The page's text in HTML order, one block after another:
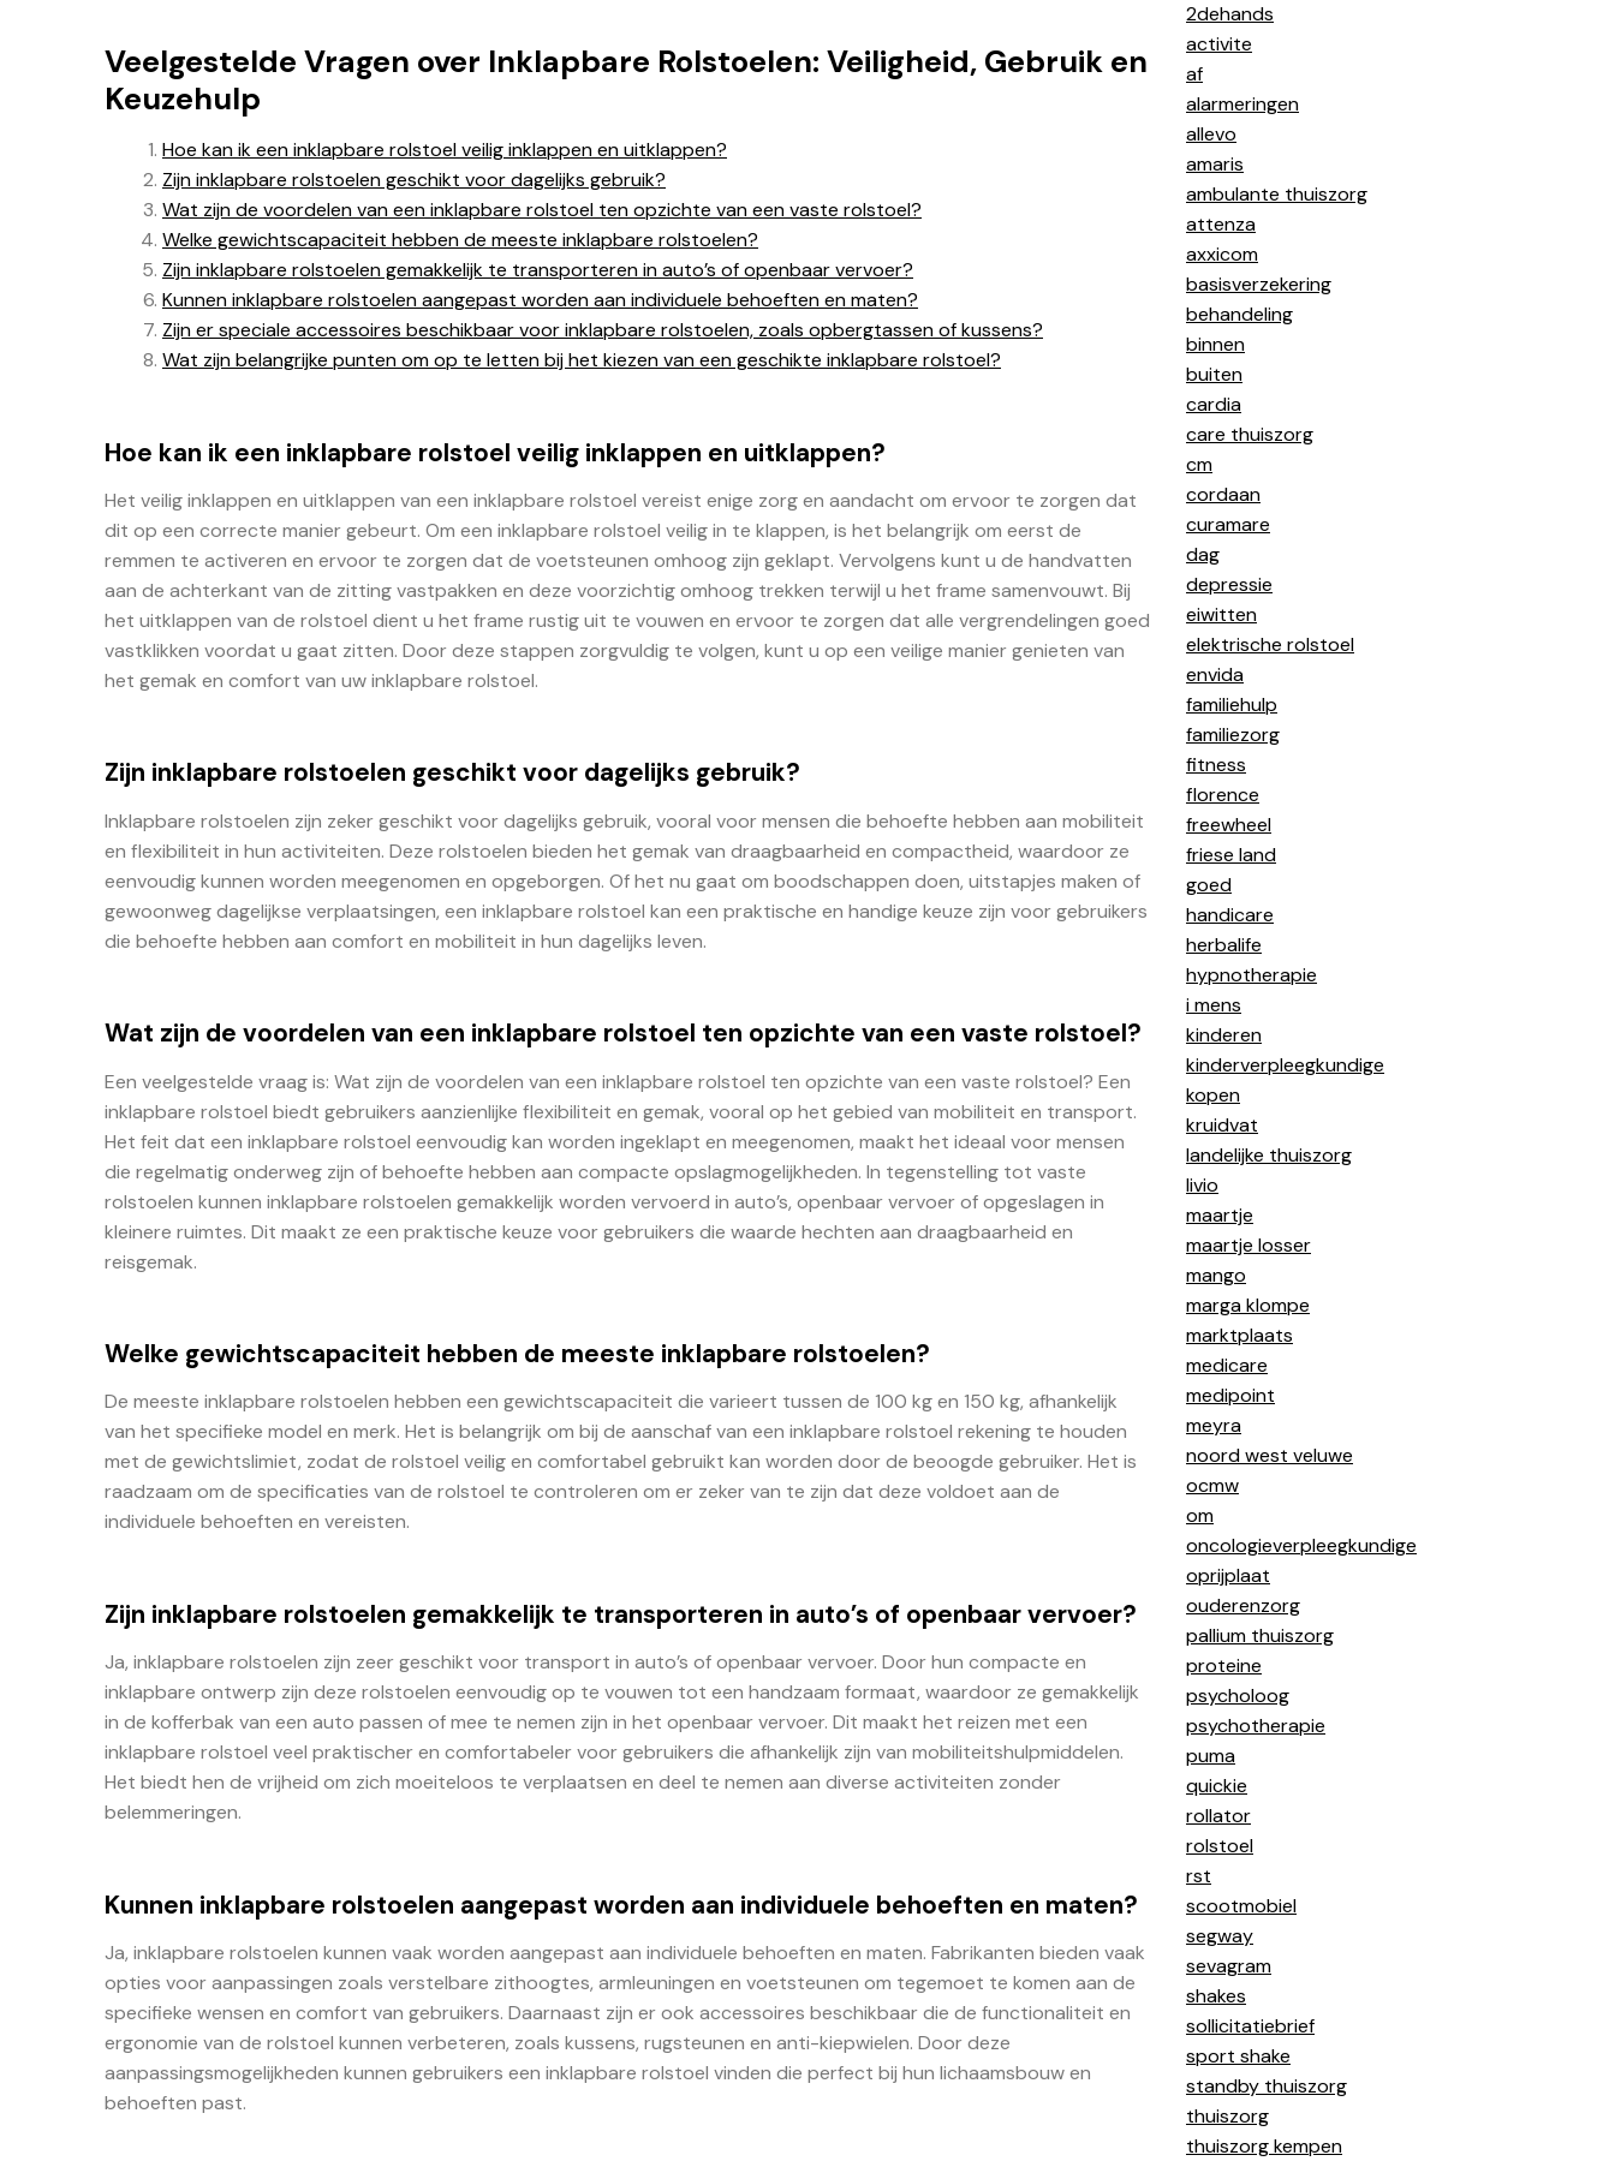
Veelgestelde Vragen over Inklapbare Rolstoelen: Veiligheid, Gebruik en
Keuzehulp
Hoe kan ik een inklapbare rolstoel veilig inklappen en uitklappen?
Zijn inklapbare rolstoelen geschikt voor dagelijks gebruik?
Wat zijn de voordelen van een inklapbare rolstoel ten opzichte van een vaste rolstoel?
Welke gewichtscapaciteit hebben de meeste inklapbare rolstoelen?
Zijn inklapbare rolstoelen gemakkelijk te transporteren in auto’s of openbaar vervoer?
Kunnen inklapbare rolstoelen aangepast worden aan individuele behoeften en maten?
Zijn er speciale accessoires beschikbaar voor inklapbare rolstoelen, zoals opbergtassen of kussens?
Wat zijn belangrijke punten om op te letten bij het kiezen van een geschikte inklapbare rolstoel?
Hoe kan ik een inklapbare rolstoel veilig inklappen en uitklappen?
Het veilig inklappen en uitklappen van een inklapbare rolstoel vereist enige zorg en aandacht om ervoor te zorgen dat
dit op een correcte manier gebeurt. Om een inklapbare rolstoel veilig in te klappen, is het belangrijk om eerst de
remmen te activeren en ervoor te zorgen dat de voetsteunen omhoog zijn geklapt. Vervolgens kunt u de handvatten
aan de achterkant van de zitting vastpakken en deze voorzichtig omhoog trekken terwijl u het frame samenvouwt. Bij
het uitklappen van de rolstoel dient u het frame rustig uit te vouwen en ervoor te zorgen dat alle vergrendelingen goed
vastklikken voordat u gaat zitten. Door deze stappen zorgvuldig te volgen, kunt u op een veilige manier genieten van
het gemak en comfort van uw inklapbare rolstoel.
Zijn inklapbare rolstoelen geschikt voor dagelijks gebruik?
Inklapbare rolstoelen zijn zeker geschikt voor dagelijks gebruik, vooral voor mensen die behoefte hebben aan mobiliteit
en flexibiliteit in hun activiteiten. Deze rolstoelen bieden het gemak van draagbaarheid en compactheid, waardoor ze
eenvoudig kunnen worden meegenomen en opgeborgen. Of het nu gaat om boodschappen doen, uitstapjes maken of
gewoonweg dagelijkse verplaatsingen, een inklapbare rolstoel kan een praktische en handige keuze zijn voor gebruikers
die behoefte hebben aan comfort en mobiliteit in hun dagelijks leven.
Wat zijn de voordelen van een inklapbare rolstoel ten opzichte van een vaste rolstoel?
Een veelgestelde vraag is: Wat zijn de voordelen van een inklapbare rolstoel ten opzichte van een vaste rolstoel? Een
inklapbare rolstoel biedt gebruikers aanzienlijke flexibiliteit en gemak, vooral op het gebied van mobiliteit en transport.
Het feit dat een inklapbare rolstoel eenvoudig kan worden ingeklapt en meegenomen, maakt het ideaal voor mensen
die regelmatig onderweg zijn of behoefte hebben aan compacte opslagmogelijkheden. In tegenstelling tot vaste
rolstoelen kunnen inklapbare rolstoelen gemakkelijk worden vervoerd in auto’s, openbaar vervoer of opgeslagen in
kleinere ruimtes. Dit maakt ze een praktische keuze voor gebruikers die waarde hechten aan draagbaarheid en
reisgemak.
Welke gewichtscapaciteit hebben de meeste inklapbare rolstoelen?
De meeste inklapbare rolstoelen hebben een gewichtscapaciteit die varieert tussen de 100 kg en 150 kg, afhankelijk
van het specifieke model en merk. Het is belangrijk om bij de aanschaf van een inklapbare rolstoel rekening te houden
met de gewichtslimiet, zodat de rolstoel veilig en comfortabel gebruikt kan worden door de beoogde gebruiker. Het is
raadzaam om de specificaties van de rolstoel te controleren om er zeker van te zijn dat deze voldoet aan de
individuele behoeften en vereisten.
Zijn inklapbare rolstoelen gemakkelijk te transporteren in auto’s of openbaar vervoer?
Ja, inklapbare rolstoelen zijn zeer geschikt voor transport in auto’s of openbaar vervoer. Door hun compacte en
inklapbare ontwerp zijn deze rolstoelen eenvoudig op te vouwen tot een handzaam formaat, waardoor ze gemakkelijk
in de kofferbak van een auto passen of mee te nemen zijn in het openbaar vervoer. Dit maakt het reizen met een
inklapbare rolstoel veel praktischer en comfortabeler voor gebruikers die afhankelijk zijn van mobiliteitshulpmiddelen.
Het biedt hen de vrijheid om zich moeiteloos te verplaatsen en deel te nemen aan diverse activiteiten zonder
belemmeringen.
Kunnen inklapbare rolstoelen aangepast worden aan individuele behoeften en maten?
Ja, inklapbare rolstoelen kunnen vaak worden aangepast aan individuele behoeften en maten. Fabrikanten bieden vaak
opties voor aanpassingen zoals verstelbare zithoogtes, armleuningen en voetsteunen om tegemoet te komen aan de
specifieke wensen en comfort van gebruikers. Daarnaast zijn er ook accessoires beschikbaar die de functionaliteit en
ergonomie van de rolstoel kunnen verbeteren, zoals kussens, rugsteunen en anti-kiepwielen. Door deze
aanpassingsmogelijkheden kunnen gebruikers een inklapbare rolstoel vinden die perfect bij hun lichaamsbouw en
behoeften past.
2dehands
activite
af
alarmeringen
allevo
amaris
ambulante thuiszorg
attenza
axxicom
basisverzekering
behandeling
binnen
buiten
cardia
care thuiszorg
cm
cordaan
curamare
dag
depressie
eiwitten
elektrische rolstoel
envida
familiehulp
familiezorg
fitness
florence
freewheel
friese land
goed
handicare
herbalife
hypnotherapie
i mens
kinderen
kinderverpleegkundige
kopen
kruidvat
landelijke thuiszorg
livio
maartje
maartje losser
mango
marga klompe
marktplaats
medicare
medipoint
meyra
noord west veluwe
ocmw
om
oncologieverpleegkundige
oprijplaat
ouderenzorg
pallium thuiszorg
proteine
psycholoog
psychotherapie
puma
quickie
rollator
rolstoel
rst
scootmobiel
segway
sevagram
shakes
sollicitatiebrief
sport shake
standby thuiszorg
thuiszorg
thuiszorg kempen